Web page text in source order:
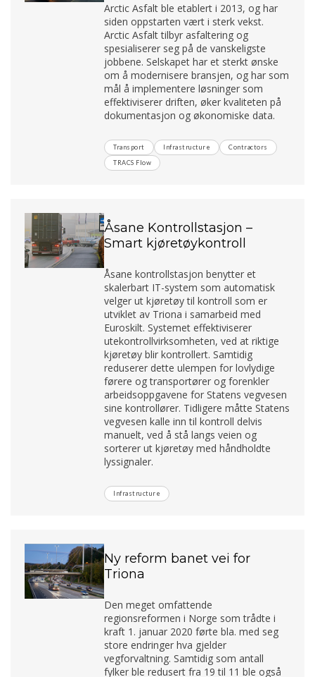
Arctic Asfalt ble etablert i 2013, og har
siden oppstarten vært i sterk vekst.
Arctic Asfalt tilbyr asfaltering og
spesialiserer seg på de vanskeligste
jobbene. Selskapet har et sterkt ønske
om å modernisere bransjen, og har som
mål å implementere løsninger som
effektiviserer driften, øker kvaliteten på
dokumentasjon og økonomiske data.
Transport Infrastructure
Contractors
TRACS Flow
Åsane Kontrollstasjon –
Smart kjøretøykontroll
Åsane kontrollstasjon benytter et
skalerbart IT-system som automatisk
velger ut kjøretøy til kontroll som er
utviklet av Triona i samarbeid med
Euroskilt. Systemet effektiviserer
utekontrollvirksomheten, ved at riktige
kjøretøy blir kontrollert. Samtidig
reduserer dette ulempen for lovlydige
førere og transportører og forenkler
arbeidsoppgavene for Statens vegvesen
sine kontrollører. Tidligere måtte Statens
vegvesen kalle inn til kontroll delvis
manuelt, ved å stå langs veien og
sorterer ut kjøretøy med håndholdte
lyssignaler.
Infrastructure
Ny reform banet vei for
Triona
Den meget omfattende
regionsreformen i Norge som trådte i
kraft 1. januar 2020 førte bla. med seg
store endringer hva gjelder
vegforvaltning. Samtidig som antall
fylker ble redusert fra 19 til 11 ble også